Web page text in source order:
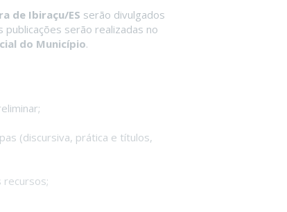
de Ibiraçu/ES serão divulgados
serão realizadas no
do Município.
(discursiva, prática e títulos,
recursos;